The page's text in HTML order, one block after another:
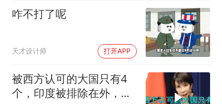
咋不打了呢
天才设计师 打开APP
被西方认可的大国只有4
个，印度被排除在外，为